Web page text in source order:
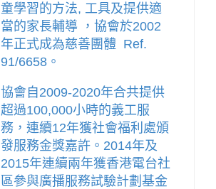
童學習的方法, 工具及提供適
當的家長輔導
， 協會於2002
年正式成為慈善團體  Ref.
91/6658。
協會 自2009-2020年合共提供
超過100,000小時的義工服
務，連續12年獲社會福利處頒
發服務金獎嘉許。 2014年及
2015年連續兩年獲香港電台社
區參與廣播服務試驗計劃基金